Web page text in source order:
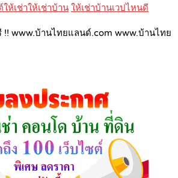
ห้เช่าให้เช่าบ้าน ให้เช่าบ้านเวปไหนดี
!! www.บ้านไทยแลนด์.com www.บ้านไทย